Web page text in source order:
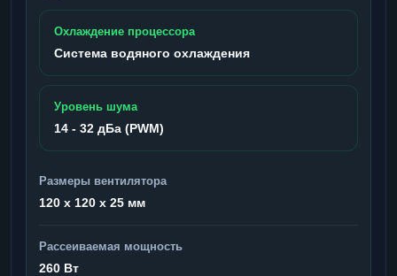
Охлаждение процессора
Система водяного охлаждения
Уровень шума
14 - 32 дБа (PWM)
Размеры вентилятора
120 x 120 x 25 мм
Рассеиваемая мощность
260 Вт